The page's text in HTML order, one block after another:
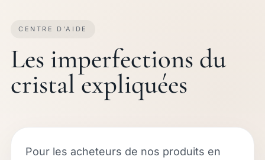
CENTRE D'AIDE
Les imperfections du
cristal expliquées
Pour les acheteurs de nos produits en